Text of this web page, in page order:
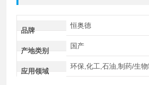
品牌
恒奥德
产地类别
国产
应用领域
环保,化工,石油,制药/生